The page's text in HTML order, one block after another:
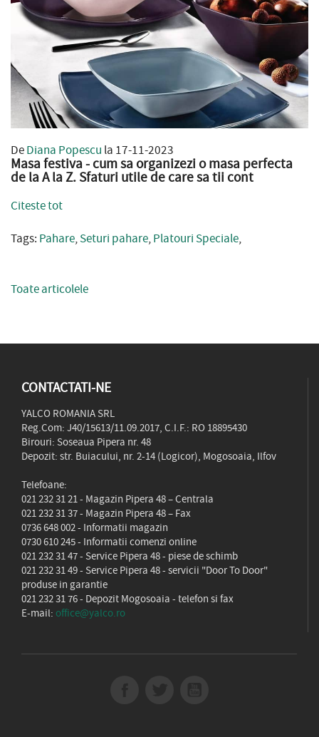
DeDiana Popescu la 17-11-2023
Masa festiva - cum sa organizezi o masa perfecta
de la A la Z. Sfaturi utile de care sa tii cont
Citeste tot
Tags: Pahare,Seturi pahare,Platouri Speciale,
Toate articolele
CONTACTATI-NE
YALCO ROMANIA SRL
Reg.Com: J40/15613/11.09.2017, C.I.F.: RO 18895430
Birouri: Soseaua Pipera nr. 48
Depozit: str. Buiacului, nr. 2-14 (Logicor), Mogosoaia, Ilfov
Telefoane:
021 232 31 21- Magazin Pipera 48 – Centrala
021 232 31 37- Magazin Pipera 48 – Fax
0736 648 002- Informatii magazin
0730 610 245- Informatii comenzi online
021 232 31 47- Service Pipera 48 - piese de schimb
021 232 31 49- Service Pipera 48 - servicii "Door To Door"
produse in garantie
021 232 31 76- Depozit Mogosoaia - telefon si fax
E-mail: office@yalco.ro